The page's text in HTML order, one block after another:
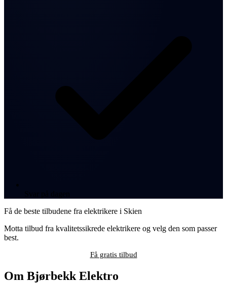
Få de beste tilbudene fra elektrikere i Skien
Motta tilbud fra kvalitetssikrede elektrikere og velg den som passer
best.
Få gratis tilbud
Om Bjørbekk Elektro